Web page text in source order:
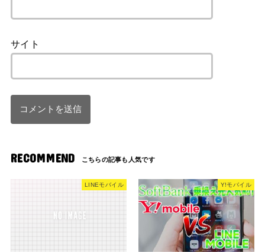
サイト
RECOMMEND
LINEモバイル Y!モバイル